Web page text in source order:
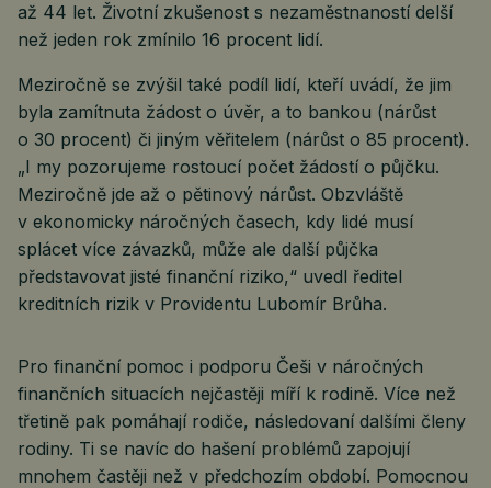
až 44 let. Životní zkušenost s nezaměstnaností delší
než jeden rok zmínilo 16 procent lidí.
Meziročně se zvýšil také podíl lidí, kteří uvádí, že jim
byla zamítnuta žádost o úvěr, a to bankou (nárůst
o 30 procent) či jiným věřitelem (nárůst o 85 procent).
„I my pozorujeme rostoucí počet žádostí o půjčku.
Meziročně jde až o pětinový nárůst. Obzvláště
v ekonomicky náročných časech, kdy lidé musí
splácet více závazků, může ale další půjčka
představovat jisté finanční riziko,“ uvedl ředitel
kreditních rizik v Providentu Lubomír Brůha.
Pro finanční pomoc i podporu Češi v náročných
finančních situacích nejčastěji míří k rodině. Více než
třetině pak pomáhají rodiče, následovaní dalšími členy
rodiny. Ti se navíc do hašení problémů zapojují
mnohem častěji než v předchozím období. Pomocnou